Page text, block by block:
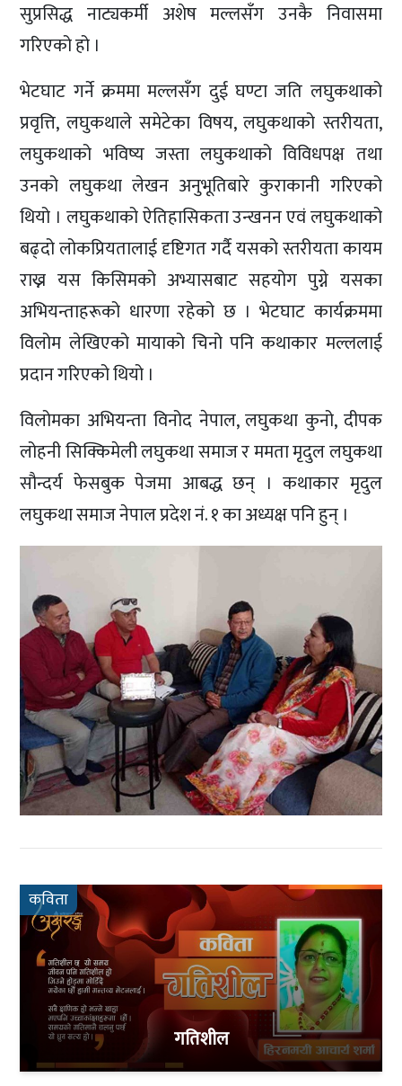
सुप्रसिद्ध नाट्यकर्मी अशेष मल्लसँग उनकै निवासमा
गरिएको हो ।
भेटघाट गर्ने क्रममा मल्लसँग दुई घण्टा जति लघुकथाको
प्रवृत्ति, लघुकथाले समेटेका विषय, लघुकथाको स्तरीयता,
लघुकथाको भविष्य जस्ता लघुकथाको विविधपक्ष तथा
उनको लघुकथा लेखन अनुभूतिबारे कुराकानी गरिएको
थियो । लघुकथाको ऐतिहासिकता उन्खनन एवं लघुकथाको
बढ्दो लोकप्रियतालाई दृष्टिगत गर्दै यसको स्तरीयता कायम
राख्न यस किसिमको अभ्यासबाट सहयोग पुग्ने यसका
अभियन्ताहरूको धारणा रहेको छ । भेटघाट कार्यक्रममा
विलोम लेखिएको मायाको चिनो पनि कथाकार मल्ललाई
प्रदान गरिएको थियो ।
विलोमका अभियन्ता विनोद नेपाल, लघुकथा कुनो, दीपक
लोहनी सिक्किमेली लघुकथा समाज र ममता मृदुल लघुकथा
सौन्दर्य फेसबुक पेजमा आबद्ध छन् । कथाकार मृदुल
लघुकथा समाज नेपाल प्रदेश नं. १ का अध्यक्ष पनि हुन् ।
कविता
गतिशील